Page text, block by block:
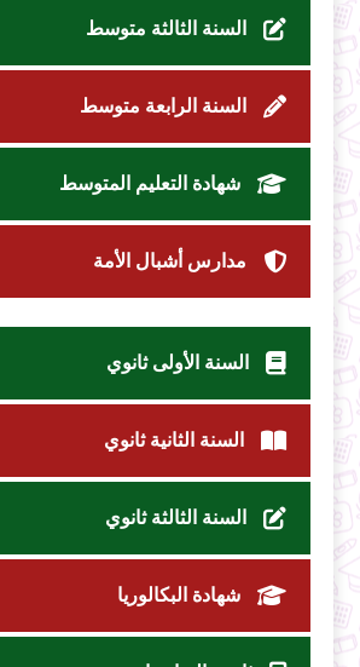
السنة الثالثة متوسط
السنة الرابعة متوسط
شهادة التعليم المتوسط
مدارس أشبال الأمة
السنة الأولى ثانوي
السنة الثانية ثانوي
السنة الثالثة ثانوي
شهادة البكالوريا